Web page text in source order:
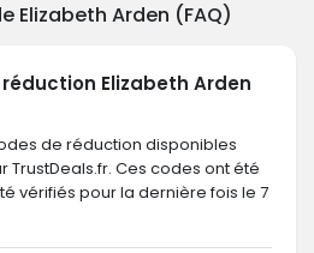
Elizabeth Arden (FAQ)
Elizabeth Arden
de réduction disponibles
TrustDeals.fr. Ces codes ont été
vérifiés pour la dernière fois le 7